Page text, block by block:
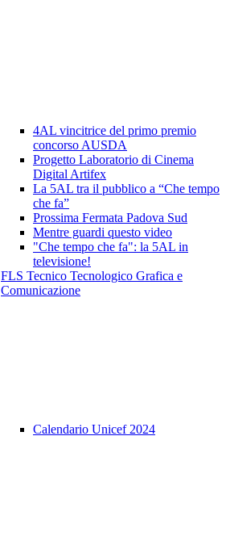
4AL vincitrice del primo premio
concorso AUSDA
Progetto Laboratorio di Cinema
Digital Artifex
La 5AL tra il pubblico a “Che tempo
che fa”
Prossima Fermata Padova Sud
Mentre guardi questo video
"Che tempo che fa": la 5AL in
televisione!
FLS Tecnico Tecnologico Grafica e
Comunicazione
Calendario Unicef 2024